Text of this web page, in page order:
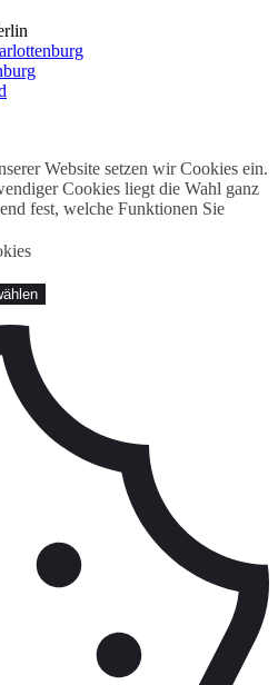
Website setzen wir Cookies ein.
Cookies liegt die Wahl ganz
fest, welche Funktionen Sie